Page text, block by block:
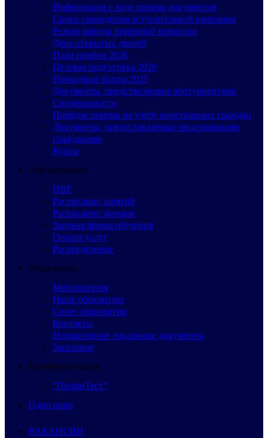
Информация о ходе приема документов
Сроки проведения вступительной кампании
Режим работы приёмной комиссии
День открытых дверей
План приёма 2026
Целевая подготовка 2026
Проходные баллы 2025
Документы, представляемые абитуриентами
Специальности
Порядок приема на учебу иностранных граждан
Документы, предоставляемые иностранными
гражданами
Курсы
Обучающимся
ПВР
Расписание занятий
Расписание звонков
Заочная форма обучения
Оплата услуг
Распределение
Общежитие
Мероприятия
Наше общежитие
Совет общежития
Контакты
Нормативные локальные документы
Заселение
Профориентация
“ПрофиТест”
Одно окно
ВАКАНСИИ